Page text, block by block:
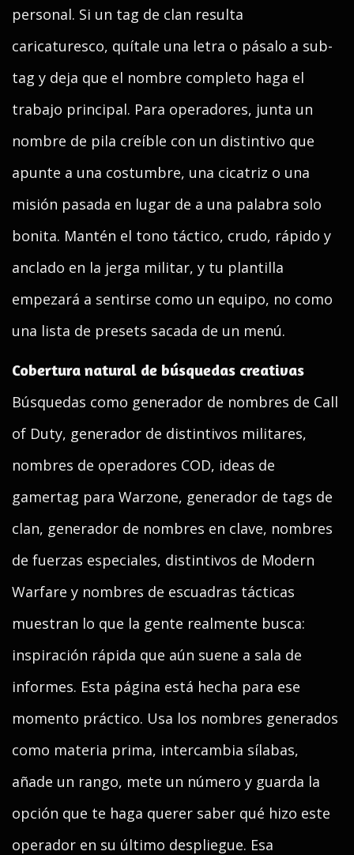
personal. Si un tag de clan resulta
caricaturesco, quítale una letra o pásalo a sub-
tag y deja que el nombre completo haga el
trabajo principal. Para operadores, junta un
nombre de pila creíble con un distintivo que
apunte a una costumbre, una cicatriz o una
misión pasada en lugar de a una palabra solo
bonita. Mantén el tono táctico, crudo, rápido y
anclado en la jerga militar, y tu plantilla
empezará a sentirse como un equipo, no como
una lista de presets sacada de un menú.
Cobertura natural de búsquedas creativas
Búsquedas como generador de nombres de Call
of Duty, generador de distintivos militares,
nombres de operadores COD, ideas de
gamertag para Warzone, generador de tags de
clan, generador de nombres en clave, nombres
de fuerzas especiales, distintivos de Modern
Warfare y nombres de escuadras tácticas
muestran lo que la gente realmente busca:
inspiración rápida que aún suene a sala de
informes. Esta página está hecha para ese
momento práctico. Usa los nombres generados
como materia prima, intercambia sílabas,
añade un rango, mete un número y guarda la
opción que te haga querer saber qué hizo este
operador en su último despliegue. Esa